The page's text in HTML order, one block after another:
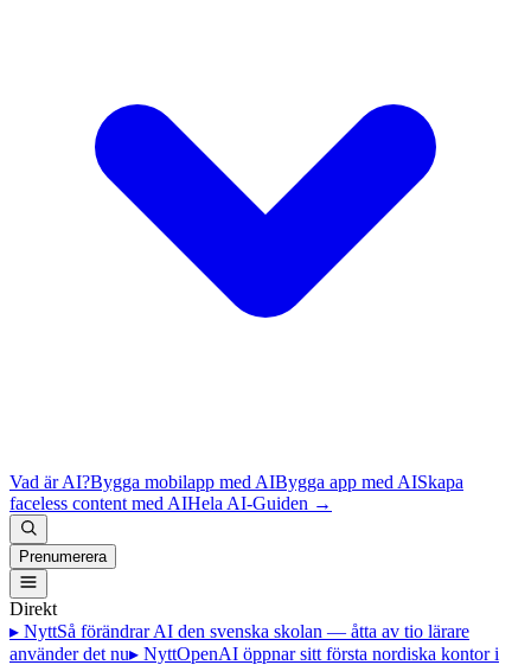
Vad är AI?Bygga mobilapp med AIBygga app med AISkapa
faceless content med AIHela AI-Guiden →
Prenumerera
Direkt
▸ NyttSå förändrar AI den svenska skolan — åtta av tio lärare
använder det nu▸ NyttOpenAI öppnar sitt första nordiska kontor i